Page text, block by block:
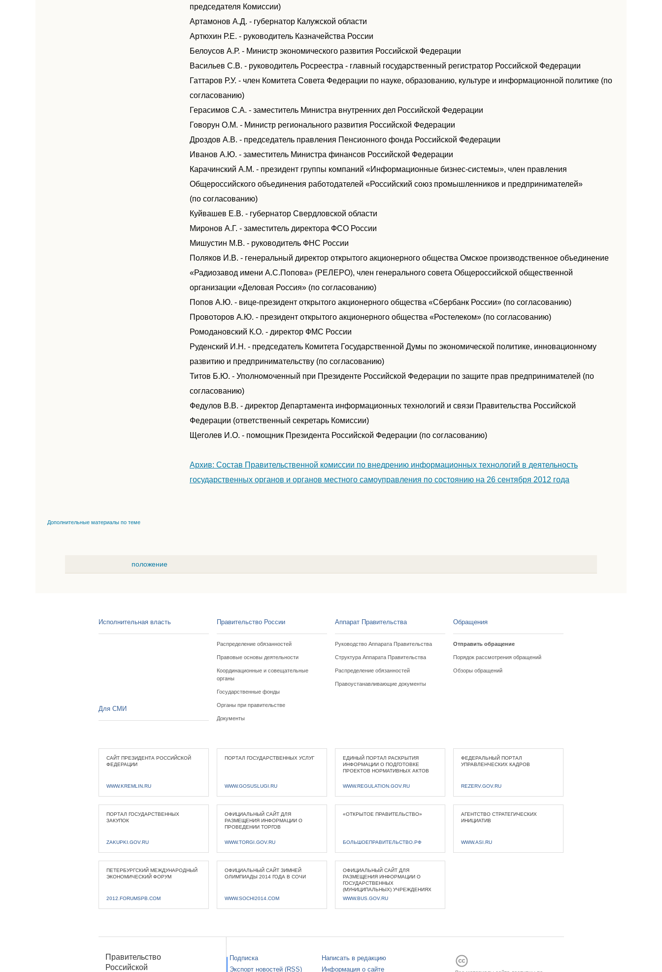
председателя Комиссии)
Артамонов А.Д. - губернатор Калужской области
Артюхин Р.Е. - руководитель Казначейства России
Белоусов А.Р. - Министр экономического развития Российской Федерации
Васильев С.В. - руководитель Росреестра - главный государственный регистратор Российской Федерации
Гаттаров Р.У. - член Комитета Совета Федерации по науке, образованию, культуре и информационной политике (по
согласованию)
Герасимов С.А. - заместитель Министра внутренних дел Российской Федерации
Говорун О.М. - Министр регионального развития Российской Федерации
Дроздов А.В. - председатель правления Пенсионного фонда Российской Федерации
Иванов А.Ю. - заместитель Министра финансов Российской Федерации
Карачинский А.М. - президент группы компаний «Информационные бизнес-системы», член правления
Общероссийского объединения работодателей «Российский союз промышленников и предпринимателей»
(по согласованию)
Куйвашев Е.В. - губернатор Свердловской области
Миронов А.Г. - заместитель директора ФСО России
Мишустин М.В. - руководитель ФНС России
Поляков И.В. - генеральный директор открытого акционерного общества Омское производственное объединение
«Радиозавод имени А.С.Попова» (РЕЛЕРО), член генерального совета Общероссийской общественной
организации «Деловая Россия» (по согласованию)
Попов А.Ю. - вице-президент открытого акционерного общества «Сбербанк России» (по согласованию)
Провоторов А.Ю. - президент открытого акционерного общества «Ростелеком» (по согласованию)
Ромодановский К.О. - директор ФМС России
Руденский И.Н. - председатель Комитета Государственной Думы по экономической политике, инновационному
развитию и предпринимательству (по согласованию)
Титов Б.Ю. - Уполномоченный при Президенте Российской Федерации по защите прав предпринимателей (по
согласованию)
Федулов В.В. - директор Департамента информационных технологий и связи Правительства Российской
Федерации (ответственный секретарь Комиссии)
Щеголев И.О. - помощник Президента Российской Федерации (по согласованию)
Архив: Состав Правительственной комиссии по внедрению информационных технологий в деятельность
государственных органов и органов местного самоуправления по состоянию на 26 сентября 2012 года
Дополнительные материалы по теме
положение
Исполнительная власть Правительство России
Распределение обязанностей
Правовые основы деятельности
Координационные и совещательные
органы
Государственные фонды
Органы при правительстве
Документы
Аппарат Правительства
Руководство Аппарата Правительства
Структура Аппарата Правительства
Распределение обязанностей
Правоустанавливающие документы
Обращения
Отправить обращение
Порядок рассмотрения обращений
Обзоры обращений
Для СМИ
САЙТ ПРЕЗИДЕНТА РОССИЙСКОЙ
ФЕДЕРАЦИИ
WWW.KREMLIN.RU
ПОРТАЛ ГОСУДАРСТВЕННЫХ УСЛУГ
WWW.GOSUSLUGI.RU
ЕДИНЫЙ ПОРТАЛ РАСКРЫТИЯ
ИНФОРМАЦИИ О ПОДГОТОВКЕ
ПРОЕКТОВ НОРМАТИВНЫХ АКТОВ
WWW.REGULATION.GOV.RU
ФЕДЕРАЛЬНЫЙ ПОРТАЛ
УПРАВЛЕНЧЕСКИХ КАДРОВ
REZERV.GOV.RU
ПОРТАЛ ГОСУДАРСТВЕННЫХ
ЗАКУПОК
ZAKUPKI.GOV.RU
ОФИЦИАЛЬНЫЙ САЙТ ДЛЯ
РАЗМЕЩЕНИЯ ИНФОРМАЦИИ О
ПРОВЕДЕНИИ ТОРГОВ
WWW.TORGI.GOV.RU
«ОТКРЫТОЕ ПРАВИТЕЛЬСТВО»
БОЛЬШОЕПРАВИТЕЛЬСТВО.РФ
АГЕНТСТВО СТРАТЕГИЧЕСКИХ
ИНИЦИАТИВ
WWW.ASI.RU
ПЕТЕРБУРГСКИЙ МЕЖДУНАРОДНЫЙ
ЭКОНОМИЧЕСКИЙ ФОРУМ
2012.FORUMSPB.COM
ОФИЦИАЛЬНЫЙ САЙТ ЗИМНЕЙ
ОЛИМПИАДЫ 2014 ГОДА В СОЧИ
WWW.SOCHI2014.COM
ОФИЦИАЛЬНЫЙ САЙТ ДЛЯ
РАЗМЕЩЕНИЯ ИНФОРМАЦИИ О
ГОСУДАРСТВЕННЫХ
(МУНИЦИПАЛЬНЫХ) УЧРЕЖДЕНИЯХ
WWW.BUS.GOV.RU
Правительство
Российской
Подписка
Экспорт новостей (RSS)
Написать в редакцию
Информация о сайте